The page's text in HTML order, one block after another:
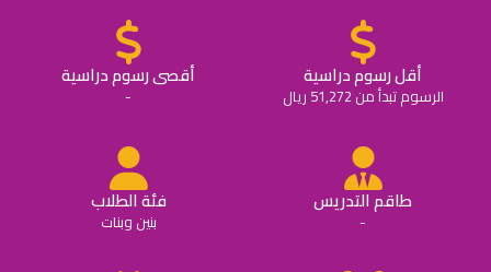
أقل رسوم دراسية
الرسوم تبدأ من 51,272 ريال
أقصى رسوم دراسية
-
طاقم التدريس
-
فئة الطلاب
بنين وبنات